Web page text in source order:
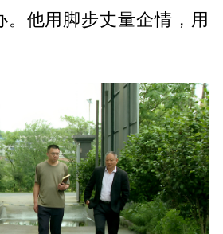
。他用脚步丈量企情，用